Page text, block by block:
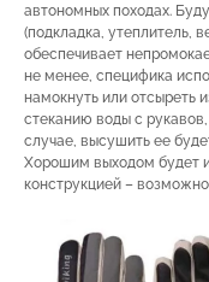
автономных походах.
(подкладка, утеплитель,
обеспечивает
не менее, специфика
намокнуть или отсыреть
стеканию воды с
случае, высушить ее
Хорошим выходом будет
конструкцией –